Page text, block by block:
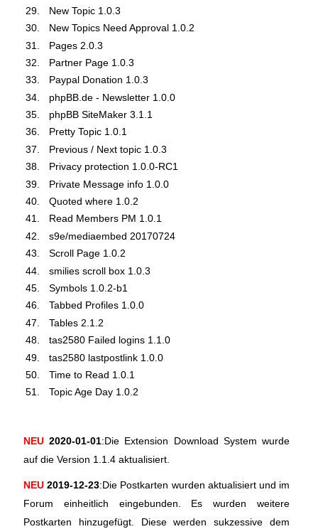
New Topic 1.0.3
New Topics Need Approval 1.0.2
Pages 2.0.3
Partner Page 1.0.3
Paypal Donation 1.0.3
phpBB.de - Newsletter 1.0.0
phpBB SiteMaker 3.1.1
Pretty Topic 1.0.1
Previous / Next topic 1.0.3
Privacy protection 1.0.0-RC1
Private Message info 1.0.0
Quoted where 1.0.2
Read Members PM 1.0.1
s9e/mediaembed 20170724
Scroll Page 1.0.2
smilies scroll box 1.0.3
Symbols 1.0.2-b1
Tabbed Profiles 1.0.0
Tables 2.1.2
tas2580 Failed logins 1.1.0
tas2580 lastpostlink 1.0.0
Time to Read 1.0.1
Topic Age Day 1.0.2
NEU 2020-01-01:Die Extension Download System wurde
auf die Version 1.1.4 aktualisiert.
NEU 2019-12-23:Die Postkarten wurden aktualisiert und im
Forum einheitlich eingebunden. Es wurden weitere
Postkarten hinzugefügt. Diese werden sukzessive dem